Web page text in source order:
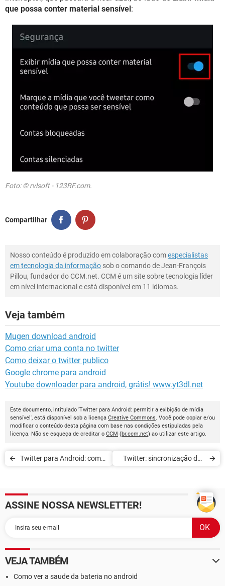
que possa conter material sensível:
Foto: © rvlsoft - 123RF.com.
Compartilhar
Nosso conteúdo é produzido em colaboração comespecialistas
em tecnologia da informação sob o comando de Jean-François
Pillou, fundador do CCM.net. CCM é um site sobre tecnologia líder
em nível internacional e está disponível em 11 idiomas.
Veja também
Mugen download android
Como criar uma conta no twitter
Como deixar o twitter publico
Google chrome para android
Youtube downloader para android, grátis! www.yt3dl.net
Este documento, intitulado 'Twitter para Android: permitir a exibição de mídia
sensível', está disponível sob a licença Creative Commons. Você pode copiar e/ou
modificar o conteúdo desta página com base nas condições estipuladas pela
licença. Não se esqueça de creditar o CCM (br.ccm.net) ao utilizar este artigo.
Twitter para Android: como
Twitter: sincronização das
ASSINE NOSSA NEWSLETTER!
VEJA TAMBÉM
Como ver a saude da bateria no android